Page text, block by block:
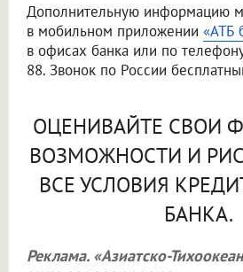
Дополнительную информацию
в мобильном приложении «АТБ
в офисах банка или по
88. Звонок по России
ОЦЕНИВАЙТЕ СВОИ
ВОЗМОЖНОСТИ И
ВСЕ УСЛОВИЯ
БАНКА.
Реклама. «Азиатско-